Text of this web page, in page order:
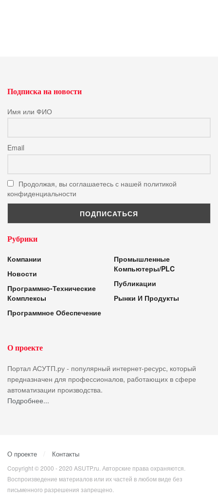
Подписка на новости
Имя или ФИО
Email
Продолжая, вы соглашаетесь с нашей политикой
конфиденциальности
Рубрики
Компании
Новости
Программно-Технические
Комплексы
Программное Обеспечение
Промышленные
Компьютеры/PLC
Публикации
Рынки И Продукты
О проекте
Портал АСУТП.ру - популярный интернет-ресурс, который
предназначен для профессионалов, работающих в сфере
автоматизации производства.
Подробнее...
О проекте Контакты
Copyright © 2000 - 2020 ASUTP.ru. Авторские права охраняются.
Воспроизведение материалов или их частей в любом виде без
письменного разрешения запрещено.